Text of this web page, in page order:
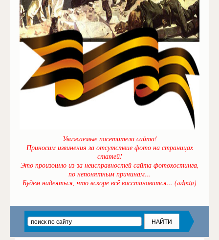
Уважаемые посетители сайта!
Приносим извинения за отсутствие фото на страницах
статей!
Это произошло из-за неисправностей сайта фотохостинга,
по непонятным причинам...
Будем надеяться, что вскоре всё восстановится... (admin)